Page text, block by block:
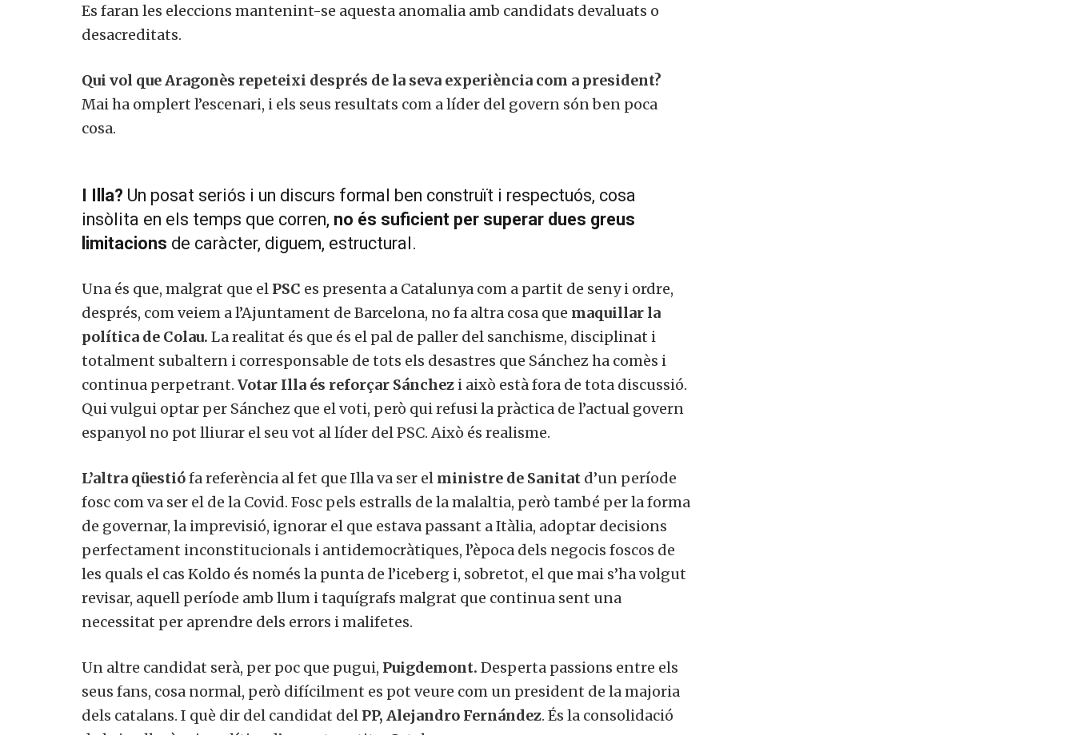
Es faran les eleccions mantenint-se aquesta anomalia amb candidats devaluats o
desacreditats.
Qui vol que Aragonès repeteixi després de la seva experiència com a president?
Mai ha omplert l’escenari, i els seus resultats com a líder del govern són ben poca
cosa.
I Illa? Un posat seriós i un discurs formal ben construït i respectuós, cosa
insòlita en els temps que corren, no és suficient per superar dues greus
limitacions de caràcter, diguem, estructural.
Una és que, malgrat que el PSC es presenta a Catalunya com a partit de seny i ordre,
després, com veiem a l’Ajuntament de Barcelona, no fa altra cosa que maquillar la
política de Colau. La realitat és que és el pal de paller del sanchisme, disciplinat i
totalment subaltern i corresponsable de tots els desastres que Sánchez ha comès i
continua perpetrant. Votar Illa és reforçar Sánchez i això està fora de tota discussió.
Qui vulgui optar per Sánchez que el voti, però qui refusi la pràctica de l’actual govern
espanyol no pot lliurar el seu vot al líder del PSC. Això és realisme.
L’altra qüestiófa referència al fet que Illa va ser el ministre de Sanitat d’un període
fosc com va ser el de la Covid. Fosc pels estralls de la malaltia, però també per la forma
de governar, la imprevisió, ignorar el que estava passant a Itàlia, adoptar decisions
perfectament inconstitucionals i antidemocràtiques, l’època dels negocis foscos de
les quals el cas Koldo és només la punta de l’iceberg i, sobretot, el que mai s’ha volgut
revisar, aquell període amb llum i taquígrafs malgrat que continua sent una
necessitat per aprendre dels errors i malifetes.
Un altre candidat serà, per poc que pugui, Puigdemont. Desperta passions entre els
seus fans, cosa normal, però difícilment es pot veure com un president de la majoria
dels catalans. I què dir del candidat del PP, Alejandro Fernández. És la consolidació